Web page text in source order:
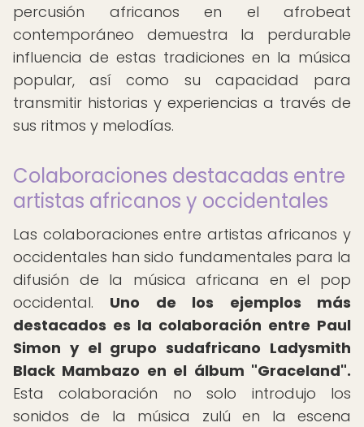
percusión africanos en el afrobeat
contemporáneo demuestra la perdurable
influencia de estas tradiciones en la música
popular, así como su capacidad para
transmitir historias y experiencias a través de
sus ritmos y melodías.
Colaboraciones destacadas entre
artistas africanos y occidentales
Las colaboraciones entre artistas africanos y
occidentales han sido fundamentales para la
difusión de la música africana en el pop
occidental. Uno de los ejemplos más
destacados es la colaboración entre Paul
Simon y el grupo sudafricano Ladysmith
Black Mambazo en el álbum "Graceland".
Esta colaboración no solo introdujo los
sonidos de la música zulú en la escena